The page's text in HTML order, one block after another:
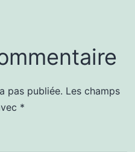
pas publiée. Les champs
*